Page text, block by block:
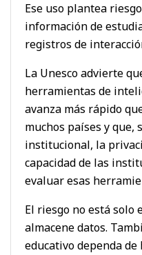
Ese uso plantea
información de
registros de
La Unesco advierte
herramientas de
avanza más rápido
muchos países y
institucional, la
capacidad de las
evaluar esas
El riesgo no está solo
almacene datos.
educativo dependa